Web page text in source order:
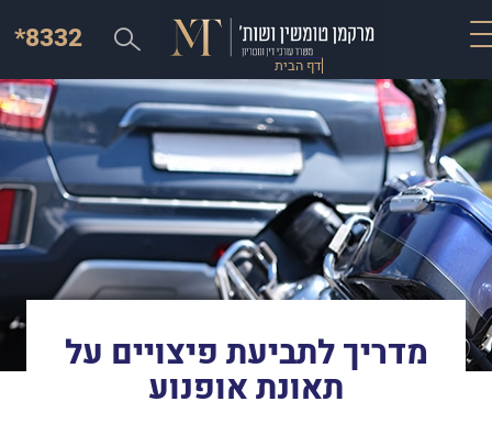
דף הבית
*8332
מדריך לתביעת פיצויים על
תאונת אופנוע